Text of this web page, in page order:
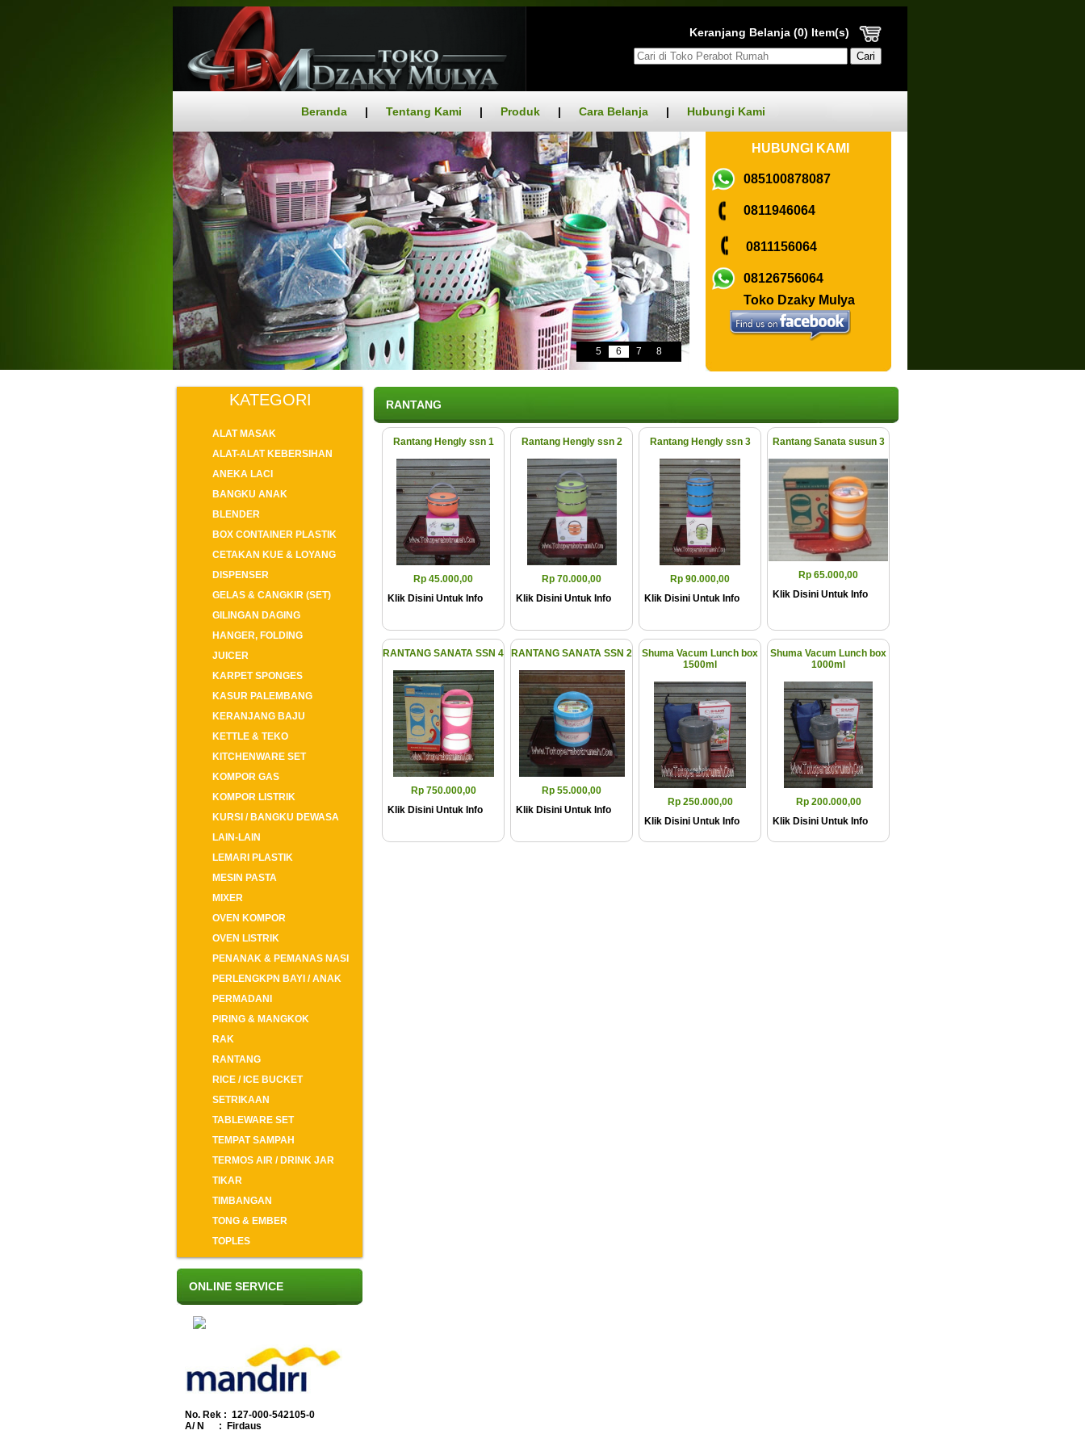
Keranjang Belanja (0) Item(s)
Beranda | Tentang Kami | Produk | Cara Belanja | Hubungi Kami
5 6 7 8
HUBUNGI KAMI
085100878087
0811946064
0811156064
08126756064
Toko Dzaky Mulya
KATEGORI
ALAT MASAK
ALAT-ALAT KEBERSIHAN
ANEKA LACI
BANGKU ANAK
BLENDER
BOX CONTAINER PLASTIK
CETAKAN KUE & LOYANG
DISPENSER
GELAS & CANGKIR (SET)
GILINGAN DAGING
HANGER, FOLDING
JUICER
KARPET SPONGES
KASUR PALEMBANG
KERANJANG BAJU
KETTLE & TEKO
KITCHENWARE SET
KOMPOR GAS
KOMPOR LISTRIK
KURSI / BANGKU DEWASA
LAIN-LAIN
LEMARI PLASTIK
MESIN PASTA
MIXER
OVEN KOMPOR
OVEN LISTRIK
PENANAK & PEMANAS NASI
PERLENGKPN BAYI / ANAK
PERMADANI
PIRING & MANGKOK
RAK
RANTANG
RICE / ICE BUCKET
SETRIKAAN
TABLEWARE SET
TEMPAT SAMPAH
TERMOS AIR / DRINK JAR
TIKAR
TIMBANGAN
TONG & EMBER
TOPLES
ONLINE SERVICE
No. Rek : 127-000-542105-0
A/ N : Firdaus
RANTANG
Rantang Hengly ssn 1
Rp 45.000,00
Klik Disini Untuk Info
Rantang Hengly ssn 2
Rp 70.000,00
Klik Disini Untuk Info
Rantang Hengly ssn 3
Rp 90.000,00
Klik Disini Untuk Info
Rantang Sanata susun 3
Rp 65.000,00
Klik Disini Untuk Info
RANTANG SANATA SSN 4
Rp 750.000,00
Klik Disini Untuk Info
RANTANG SANATA SSN 2
Rp 55.000,00
Klik Disini Untuk Info
Shuma Vacum Lunch box
1500ml
Rp 250.000,00
Klik Disini Untuk Info
Shuma Vacum Lunch box
1000ml
Rp 200.000,00
Klik Disini Untuk Info